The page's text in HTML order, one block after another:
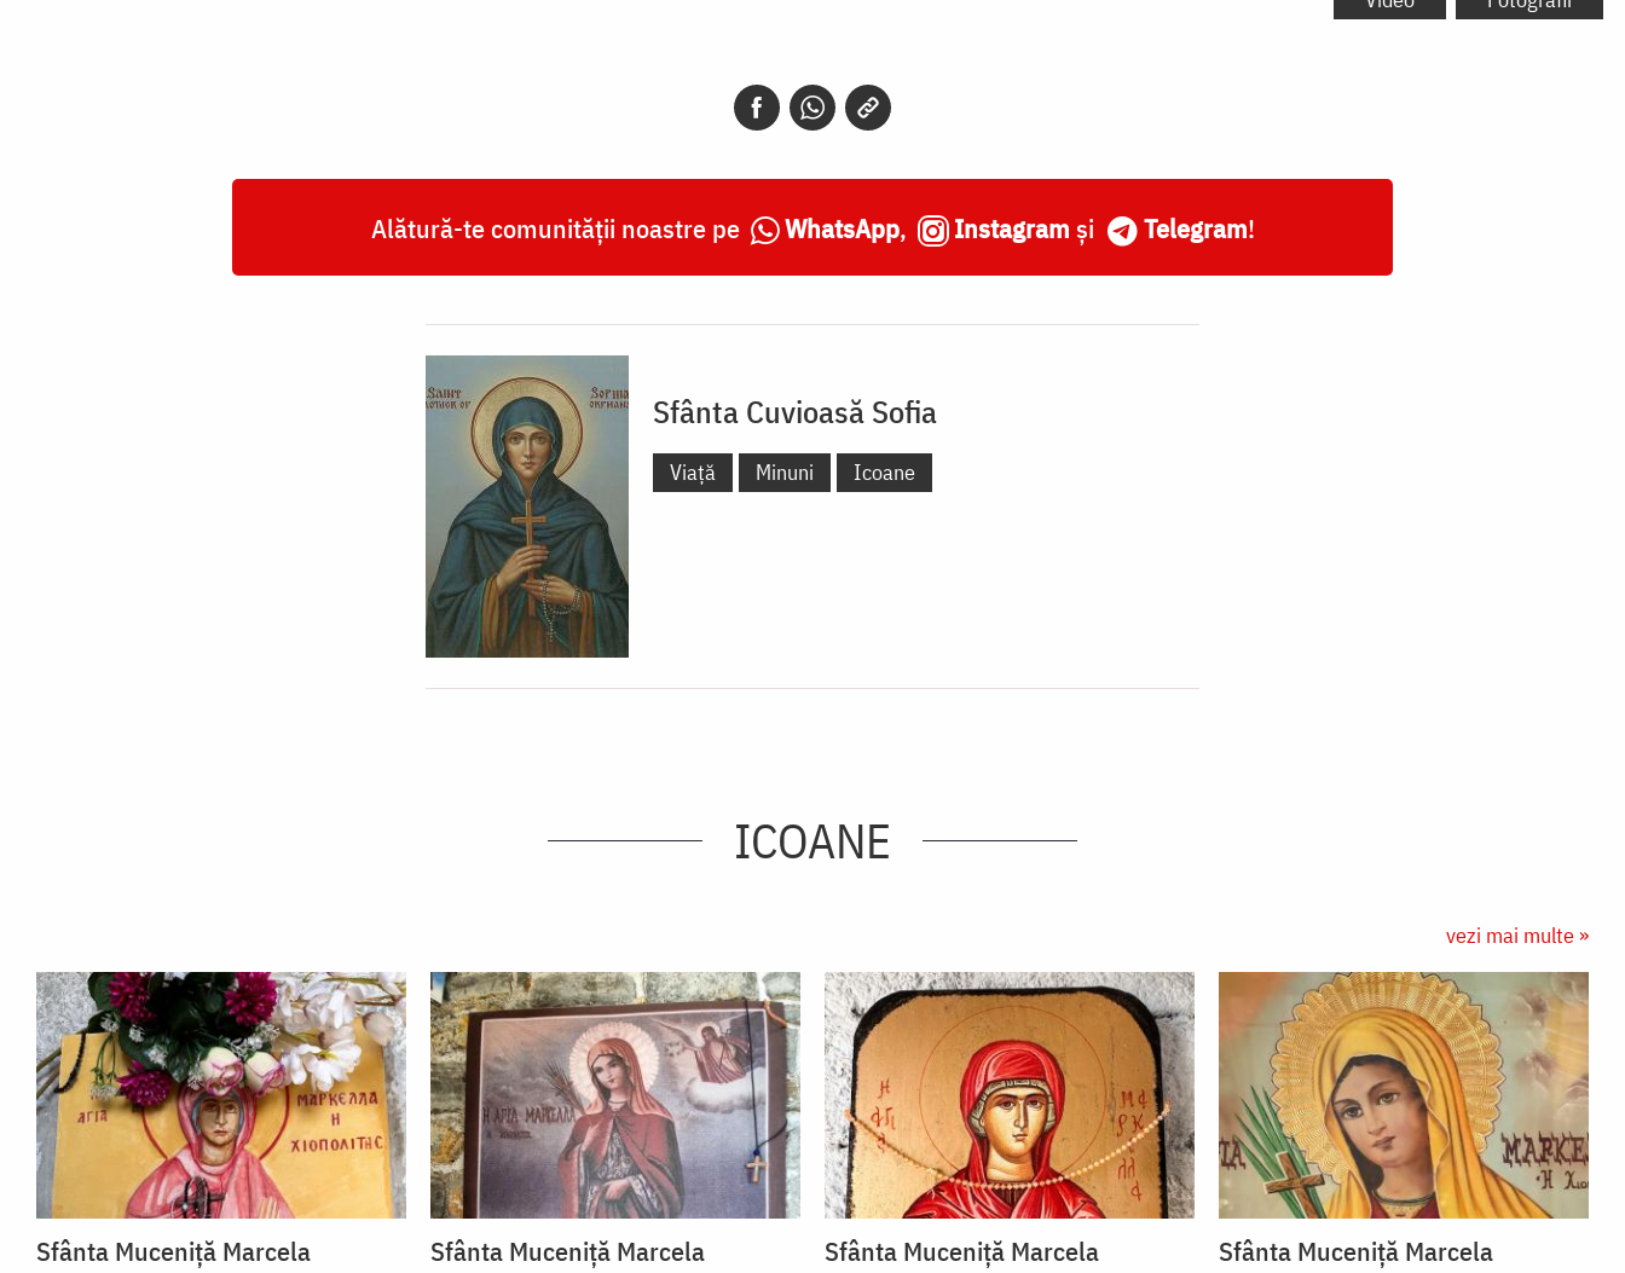
Alătură-te comunității noastre pe WhatsApp, Instagram și Telegram!
Sfânta Cuvioasă Sofia
Viață Minuni Icoane
ICOANE
vezi mai multe »
Sfânta Muceniță Marcela Sfânta Muceniță Marcela Sfânta Muceniță Marcela Sfânta Muceniță Marcela